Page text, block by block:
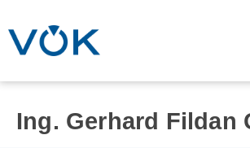
Ing. Gerhard Fildan